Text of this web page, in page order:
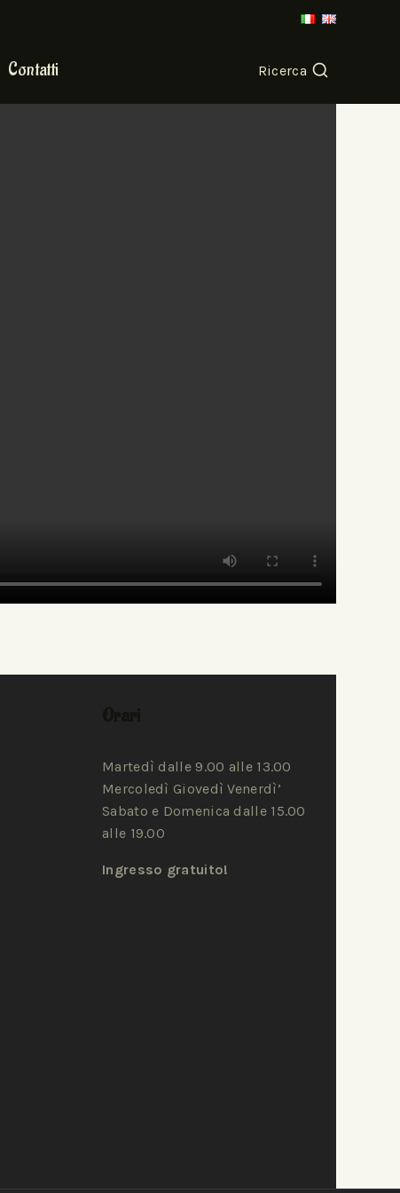
Contatti Ricerca
Martedì dalle 9.00 alle 13.00
Mercoledì Giovedì Venerdì’
Sabato e Domenica dalle 15.00
alle 19.00
Ingresso gratuito!